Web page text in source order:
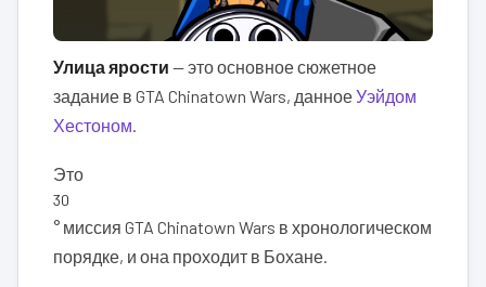
Улица ярости — это основное сюжетное
задание в GTA Chinatown Wars, данноеУэйдом
Хестоном.
Это
30
° миссия GTA Chinatown Wars в хронологическом
порядке, и она проходит в Бохане.